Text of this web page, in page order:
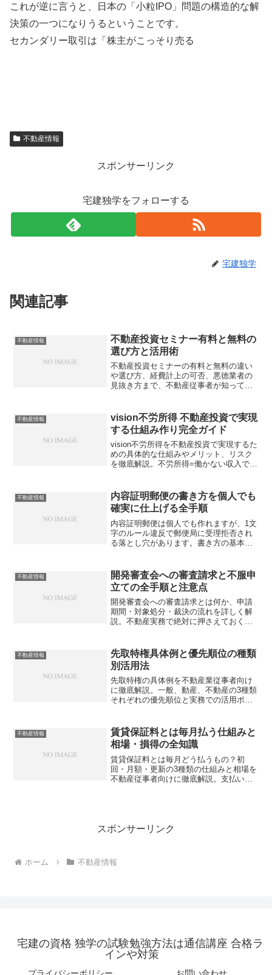
これが逆に言うと、日本の「小粒IPO」問題の構造的な解
決策の一つになりうるということです。
セカンダリー取引は「株主がこっそり売る
不動産情報
スポンサーリンク
宅建独学をフォローする
宅建独学
関連記事
不動産情報
不動産投資セミナー有料と無料の
選び方と活用術
不動産投資セミナーの有料と無料の違い
や選び方、経費計上の可否、悪徳業者の
見抜き方まで、不動産従事者が知ってお
か？
不動産情報
vision不労所得 不動産投資で実現
する仕組み作り完全ガイド
vision不労所得を不動産投資で実現するた
めの具体的な仕組みやメリット、リスク
を徹底解説。不労所得=働かない収入では
不動産情報
内容証明郵便の書き方を個人でも
確実に仕上げる全手順
内容証明郵便は個人でも作れますが、1文
字のルール違反で郵便局に受理拒否され
る落とし穴があります。書き方の基本ル
します。あなたは正しい手順を踏めてい
ますか？
不動産情報
開発審査会への審査請求と不服申
立ての全手順と注意点
開発審査会への審査請求とは何か、申請
期間・対象処分・裁決の流れを詳しく解
説。不動産実務で絶対に押さえておくべ
不動産情報
先取特権具体例と優先順位の種類
別活用法
先取特権の具体例を不動産業従事者向け
に徹底解説。一般、動産、不動産の3種類
それぞれの優先順位と実務での活用ポイ
不動産情報
賃貸保証料とは毎月払う仕組みと
相場・損得の全知識
賃貸保証料とは毎月どう払うもの？初
回・月額・更新の3種類の仕組みと相場を
不動産従事者向けに徹底解説。支払い方
スポンサーリンク
ホーム 不動産情報
宅建の資格 独学の試験勉強方法は通信講座 合格ラ
インや対策